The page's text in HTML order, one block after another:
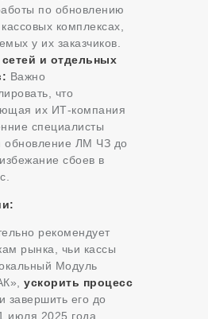
по обновлению
комплексах,
у их заказчиков.
и отдельных
Важно
что
их ИТ-компания
специалисты
обновление ЛМ ЧЗ до
сбоев в
рекомендует
рынка, чьи кассы
Модуль
ускорить процесс
и завершить его до
июля 2025 года.